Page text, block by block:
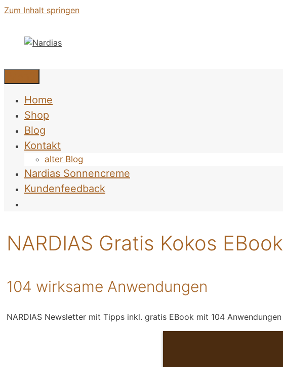
Zum Inhalt springen
Home
Shop
Blog
Kontakt
alter Blog
Nardias Sonnencreme
Kundenfeedback
NARDIAS Gratis Kokos EBook
104 wirksame Anwendungen
NARDIAS Newsletter mit Tipps inkl. gratis EBook mit 104 Anwendungen